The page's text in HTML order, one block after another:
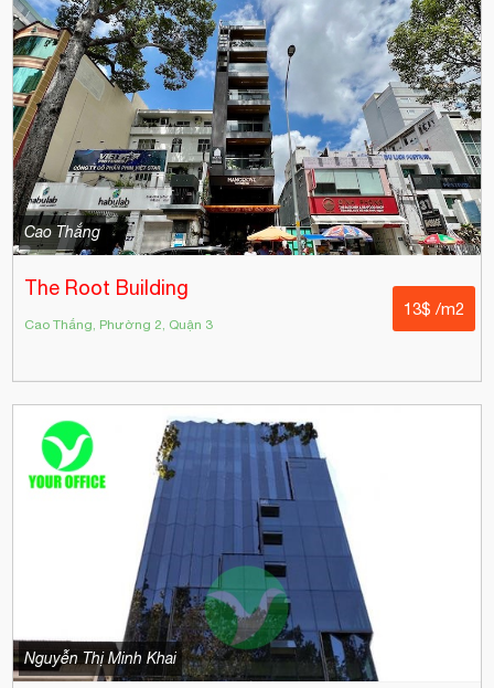
Cao Thắng
The Root Building
Cao Thắng, Phường 2, Quận 3
13$ /m2
Nguyễn Thị Minh Khai